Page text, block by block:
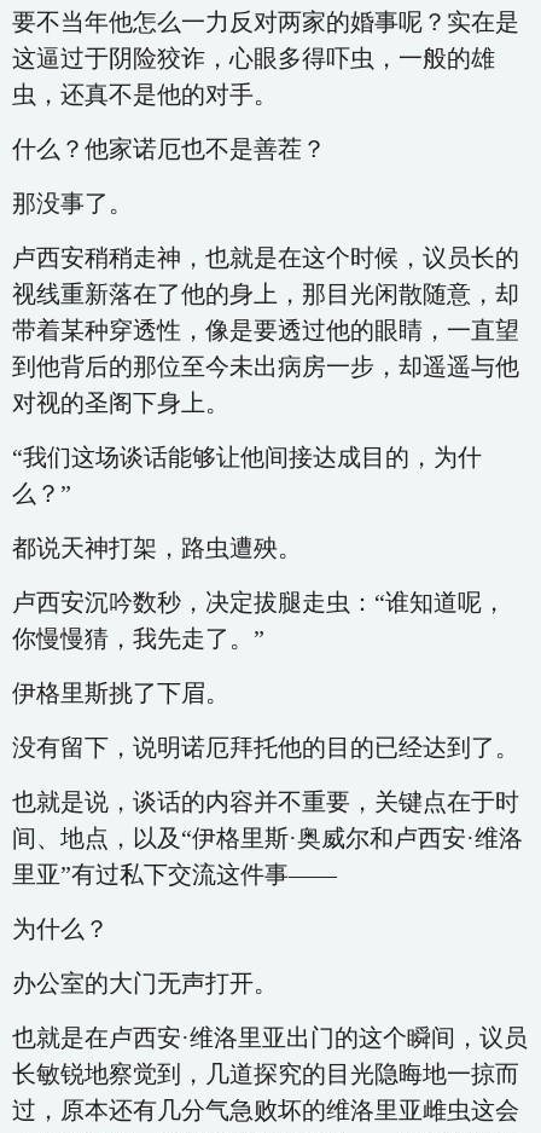
要不当年他怎么一力反对两家的婚事呢？实在是
这逼过于阴险狡诈，心眼多得吓虫，一般的雄
虫，还真不是他的对手。
什么？他家诺厄也不是善茬？
那没事了。
卢西安稍稍走神，也就是在这个时候，议员长的
视线重新落在了他的身上，那目光闲散随意，却
带着某种穿透性，像是要透过他的眼睛，一直望
到他背后的那位至今未出病房一步，却遥遥与他
对视的圣阁下身上。
“我们这场谈话能够让他间接达成目的，为什
么？”
都说天神打架，路虫遭殃。
卢西安沉吟数秒，决定拔腿走虫：“谁知道呢，
你慢慢猜，我先走了。”
伊格里斯挑了下眉。
没有留下，说明诺厄拜托他的目的已经达到了。
也就是说，谈话的内容并不重要，关键点在于时
间、地点，以及“伊格里斯·奥威尔和卢西安·维洛
里亚”有过私下交流这件事——
为什么？
办公室的大门无声打开。
也就是在卢西安·维洛里亚出门的这个瞬间，议员
长敏锐地察觉到，几道探究的目光隐晦地一掠而
过，原本还有几分气急败坏的维洛里亚雌虫这会